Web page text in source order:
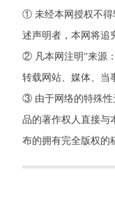
① 未经本网授权不得
述声明者，本网将追
② 凡本网注明“来源
转载网站、媒体、当
③ 由于网络的特殊性
品的著作权人直接与
布的拥有完全版权的